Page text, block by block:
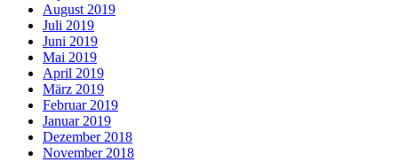
August 2019
Juli 2019
Juni 2019
Mai 2019
April 2019
März 2019
Februar 2019
Januar 2019
Dezember 2018
November 2018